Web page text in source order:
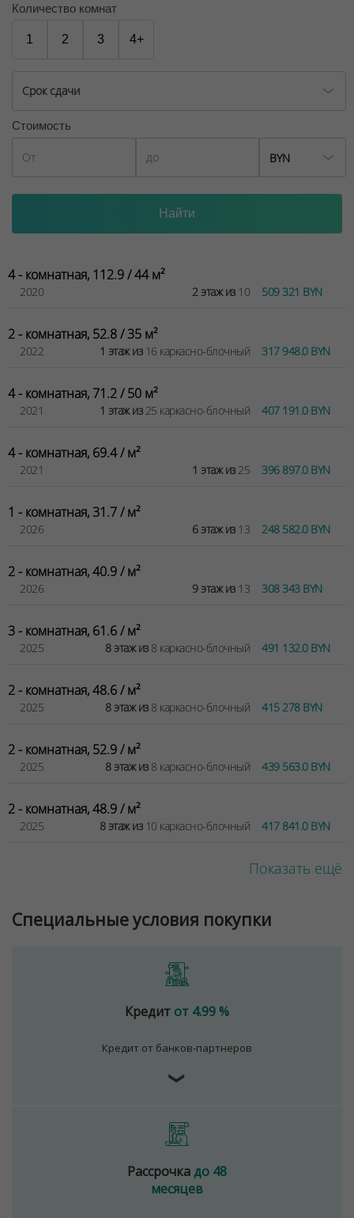
Количество комнат
1 2 3 4+
Срок сдачи
Стоимость
BYN
4 - комнатная, 112.9 / 44 м²
2020 2 этаж из10 509 321 BYN
2 - комнатная, 52.8 / 35 м²
2022 1 этаж из16 каркасно-блочный 317 948.0 BYN
4 - комнатная, 71.2 / 50 м²
2021 1 этаж из25 каркасно-блочный 407 191.0 BYN
4 - комнатная, 69.4 / м²
2021 1 этаж из25 396 897.0 BYN
1 - комнатная, 31.7 / м²
2026 6 этаж из13 248 582.0 BYN
2 - комнатная, 40.9 / м²
2026 9 этаж из13 308 343 BYN
3 - комнатная, 61.6 / м²
2025 8 этаж из8 каркасно-блочный 491 132.0 BYN
2 - комнатная, 48.6 / м²
2025 8 этаж из8 каркасно-блочный 415 278 BYN
2 - комнатная, 52.9 / м²
2025 8 этаж из8 каркасно-блочный 439 563.0 BYN
2 - комнатная, 48.9 / м²
2025 8 этаж из10 каркасно-блочный 417 841.0 BYN
Показать ещё
Специальные условия покупки
Кредит от 4.99 %
Кредит от банков-партнеров
❯
Рассрочкадо 48
месяцев